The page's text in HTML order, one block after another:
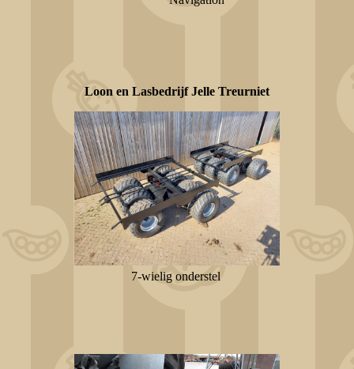
Loon en Lasbedrijf Jelle Treurniet
7-wielig onderstel